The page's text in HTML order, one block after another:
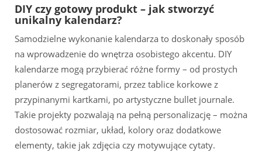
DIY czy gotowy produkt – jak stworzyć
unikalny kalendarz?
Samodzielne wykonanie kalendarza to doskonały sposób
na wprowadzenie do wnętrza osobistego akcentu. DIY
kalendarze mogą przybierać różne formy – od prostych
planerów z segregatorami, przez tablice korkowe z
przypinanymi kartkami, po artystyczne bullet journale.
Takie projekty pozwalają na pełną personalizację – można
dostosować rozmiar, układ, kolory oraz dodatkowe
elementy, takie jak zdjęcia czy motywujące cytaty.